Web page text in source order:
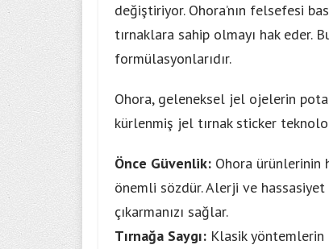
değiştiriyor. Ohora’nın felsefesi
tırnaklara sahip olmayı hak eder.
formülasyonlarıdır.
Ohora, geleneksel jel ojelerin
kürlenmiş jel tırnak sticker
Önce Güvenlik: Ohora ürünlerinin
önemli sözdür. Alerji ve
çıkarmanızı sağlar.
Tırnağa Saygı: Klasik yöntemlerin